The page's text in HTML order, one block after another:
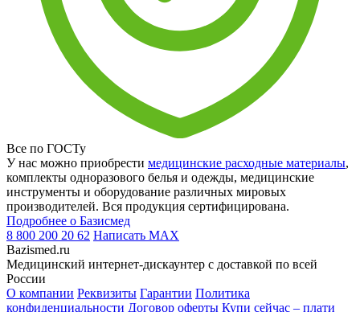
Все по ГОСТу
У нас можно приобрести медицинские расходные материалы,
комплекты одноразового белья и одежды, медицинские
инструменты и оборудование различных мировых
производителей. Вся продукция сертифицирована.
Подробнее о Базисмед
8 800 200 20 62 Написать MAX
Bazismed.ru
Медицинский интернет-дискаунтер с доставкой по всей
России
О компании Реквизиты Гарантии Политика
конфиденциальности Договор оферты Купи сейчас – плати